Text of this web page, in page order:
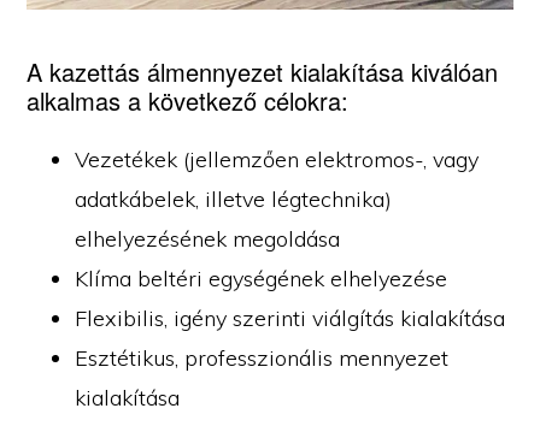
A kazettás álmennyezet kialakítása kiválóan
alkalmas a következő célokra:
Vezetékek (jellemzően elektromos-, vagy
adatkábelek, illetve légtechnika)
elhelyezésének megoldása
Klíma beltéri egységének elhelyezése
Flexibilis, igény szerinti viálgítás kialakítása
Esztétikus, professzionális mennyezet
kialakítása